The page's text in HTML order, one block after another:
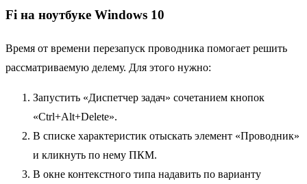
Fi на ноутбуке Windows 10
Время от времени перезапуск проводника помогает решить
рассматриваемую делему. Для этого нужно:
Запустить «Диспетчер задач» сочетанием кнопок
«Ctrl+Alt+Delete».
В списке характеристик отыскать элемент «Проводник»
и кликнуть по нему ПКМ.
В окне контекстного типа надавить по варианту